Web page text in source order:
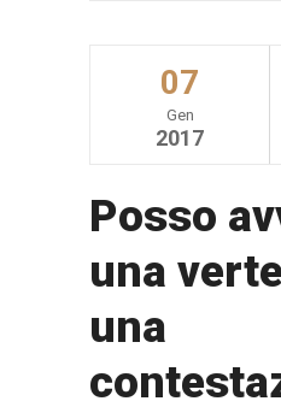
07
Gen
2017
Posso
una
una